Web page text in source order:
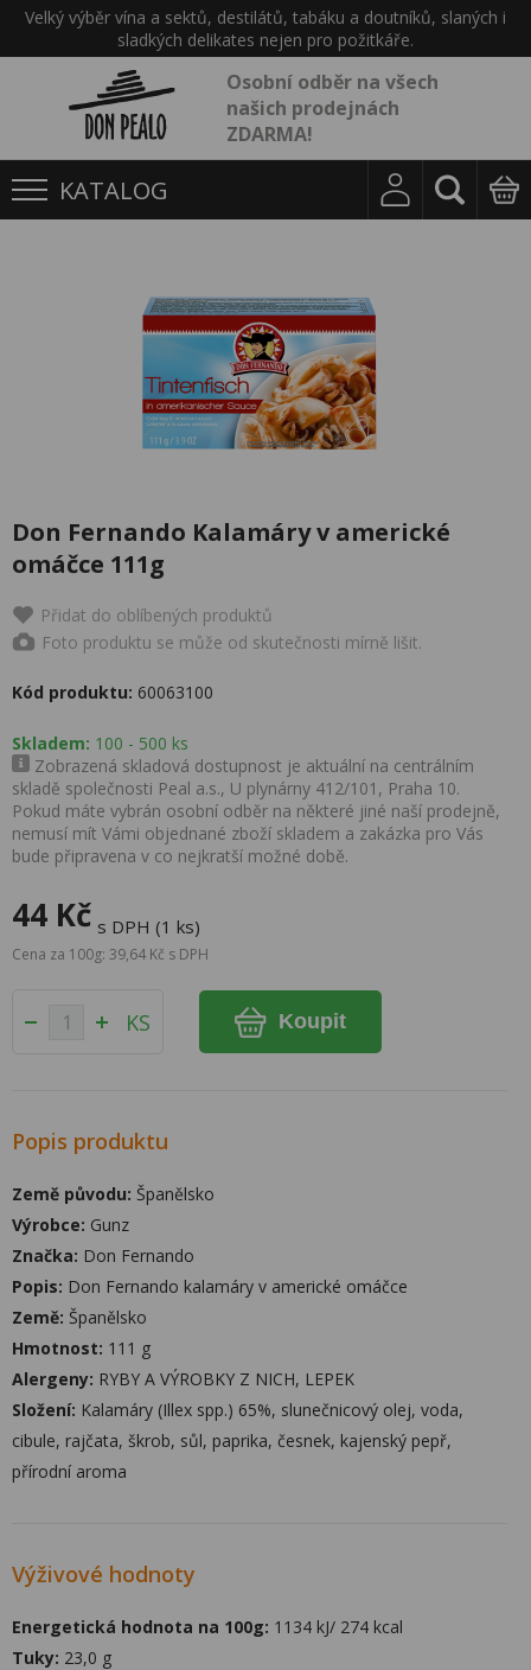
Velký výběr vína a sektů, destilátů, tabáku a doutníků, slaných i
sladkých delikates nejen pro požitkáře.
Osobní odběr na všech
našich prodejnách
ZDARMA!
KATALOG
Don Fernando Kalamáry v americké
omáčce 111g
Přidat do oblíbených produktů
Foto produktu se může od skutečnosti mírně lišit.
Kód produktu: 60063100
Skladem: 100 - 500 ks
Zobrazená skladová dostupnost je aktuální na centrálním
skladě společnosti Peal a.s., U plynárny 412/101, Praha 10.
Pokud máte vybrán osobní odběr na některé jiné naší prodejně,
nemusí mít Vámi objednané zboží skladem a zakázka pro Vás
bude připravena v co nejkratší možné době.
44 Kč s DPH (1 ks)
Cena za 100g: 39,64 Kč s DPH
KS Koupit
Popis produktu
Země původu: Španělsko
Výrobce: Gunz
Značka: Don Fernando
Popis: Don Fernando kalamáry v americké omáčce
Země: Španělsko
Hmotnost: 111 g
Alergeny: RYBY A VÝROBKY Z NICH, LEPEK
Složení: Kalamáry (Illex spp.) 65%, slunečnicový olej, voda,
cibule, rajčata, škrob, sůl, paprika, česnek, kajenský pepř,
přírodní aroma
Výživové hodnoty
Energetická hodnota na 100g: 1134 kJ/ 274 kcal
Tuky: 23,0 g